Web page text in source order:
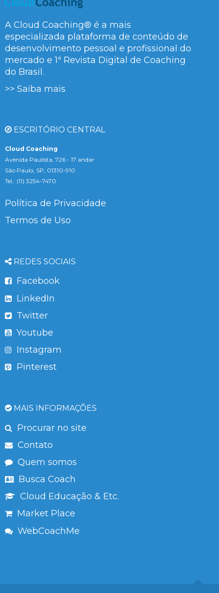
A Cloud Coaching® é a mais
especializada plataforma de conteúdo de
desenvolvimento pessoal e profissional do
mercado e 1ª Revista Digital de Coaching
do Brasil.
>> Saiba mais
ESCRITÓRIO CENTRAL
Cloud Coaching
Avenida Paulista, 726 - 17 andar
São Paulo, SP, 01310-910
Tel.: (11) 3254-7470
Política de Privacidade
Termos de Uso
REDES SOCIAIS
Facebook
LinkedIn
Twitter
Youtube
Instagram
Pinterest
MAIS INFORMAÇÕES
Procurar no site
Contato
Quem somos
Busca Coach
Cloud Educação & Etc.
Market Place
WebCoachMe